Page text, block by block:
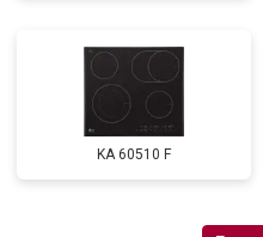
KA 60510 F